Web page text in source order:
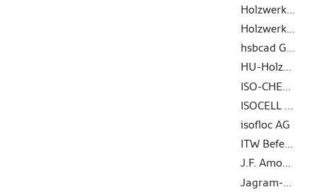
Holzwerke Pfarrkirchen GmbH
Holzwerke van Roje GmbH & Co. KG
hsbcad GmbH
HU-Holzunion GmbH
ISO-CHEMIE GMBH
ISOCELL GmbH & Co KG
isofloc AG
ITW Befestigungssysteme GmbH
J.F. Amonn Srl - Die Abteilung Color
Jagram-Pro S.A.